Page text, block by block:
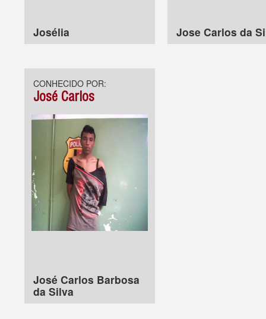
Josélia Jose Carlos da
CONHECIDO POR:
José Carlos
José Carlos Barbosa
da Silva